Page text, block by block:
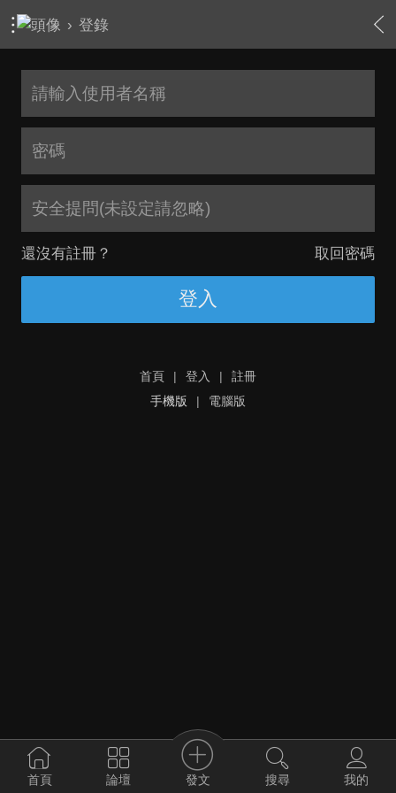
› 登錄
安全提問(未設定請忽略)
還沒有註冊？ 取回密碼
登入
首頁 | 登入 |
註冊
手機版
| 電腦版
首頁 論壇 發文 搜尋 我的